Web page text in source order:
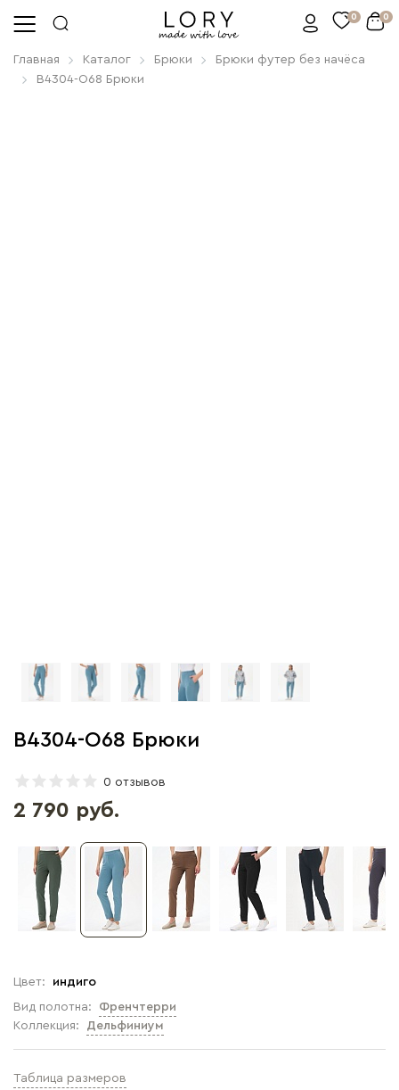
0 0
Главная Каталог Брюки
Брюки футер без начёса
B4304-O68 Брюки
B4304-O68 Брюки
0 отзывов
Коллекция: Дельфиниум
Вид полотна: Френчтерри
Цвет: индиго
Таблица размеров
2 790 руб.